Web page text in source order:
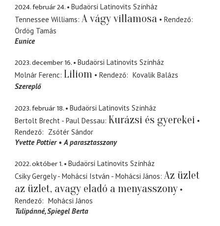
2024. február 24.
Budaörsi Latinovits Színház
Tennessee Williams A vágy villamosa
Rendező
Ördög Tamás
Eunice
2023. december 16.
Budaörsi Latinovits Színház
Molnár Ferenc Liliom Rendező
Kovalik Balázs
Szereplő
2023. február 18.
Budaörsi Latinovits Színház
Bertolt Brecht - Paul Dessau Kurázsi és gyerekei
Rendező
Zsótér Sándor
Yvette Pottier
A parasztasszony
2022. október 1.
Budaörsi Latinovits Színház
Csiky Gergely - Mohácsi István - Mohácsi János Az üzlet
az üzlet, avagy eladó a menyasszony
Rendező
Mohácsi János
Tulipánné Spiegel Berta